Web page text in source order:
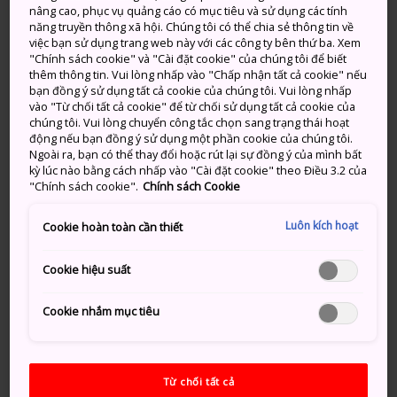
Hình ảnh: DyDo Group “Matsuri” Nhật Bản
người đưa những chiếc đèn lồng này diễu hành qua
nâng cao, phục vụ quảng cáo có mục tiêu và sử dụng các tính
năng truyền thông xã hội. Chúng tôi có thể chia sẻ thông tin về
việc bạn sử dụng trang web này với các công ty bên thứ ba. Xem
"Chính sách cookie" và "Cài đặt cookie" của chúng tôi để biết
thêm thông tin. Vui lòng nhấp vào "Chấp nhận tất cả cookie" nếu
bạn đồng ý sử dụng tất cả cookie của chúng tôi. Vui lòng nhấp
vào "Từ chối tất cả cookie" để từ chối sử dụng tất cả cookie của
chúng tôi. Vui lòng chuyển công tắc chọn sang trạng thái hoạt
động nếu bạn đồng ý sử dụng một phần cookie của chúng tôi.
Ngoài ra, bạn có thể thay đổi hoặc rút lại sự đồng ý của mình bất
kỳ lúc nào bằng cách nhấp vào "Cài đặt cookie" theo Điều 3.2 của
"Chính sách cookie". Chính sách Cookie
Cookie hoàn toàn cần thiết Luôn kích hoạt
Cookie hiệu suất
Cookie nhắm mục tiêu
Từ chối tất cả